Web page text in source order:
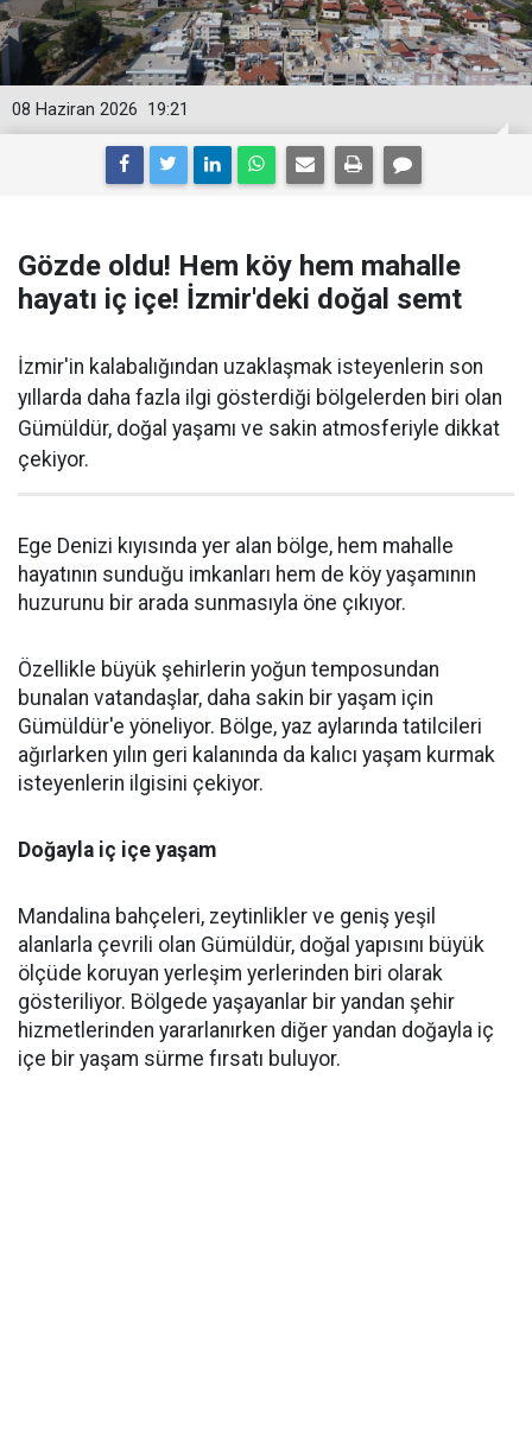
19:21
08 Haziran 2026
Gözde oldu! Hem köy hem mahalle
hayatı iç içe! İzmir'deki doğal semt
İzmir'in kalabalığından uzaklaşmak isteyenlerin son
yıllarda daha fazla ilgi gösterdiği bölgelerden biri olan
Gümüldür, doğal yaşamı ve sakin atmosferiyle dikkat
çekiyor.
Ege Denizi kıyısında yer alan bölge, hem mahalle
hayatının sunduğu imkanları hem de köy yaşamının
huzurunu bir arada sunmasıyla öne çıkıyor.
Özellikle büyük şehirlerin yoğun temposundan
bunalan vatandaşlar, daha sakin bir yaşam için
Gümüldür'e yöneliyor. Bölge, yaz aylarında tatilcileri
ağırlarken yılın geri kalanında da kalıcı yaşam kurmak
isteyenlerin ilgisini çekiyor.
Doğayla iç içe yaşam
Mandalina bahçeleri, zeytinlikler ve geniş yeşil
alanlarla çevrili olan Gümüldür, doğal yapısını büyük
ölçüde koruyan yerleşim yerlerinden biri olarak
gösteriliyor. Bölgede yaşayanlar bir yandan şehir
hizmetlerinden yararlanırken diğer yandan doğayla iç
içe bir yaşam sürme fırsatı buluyor.